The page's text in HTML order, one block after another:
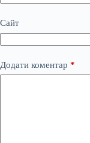
Сайт
Додати коментар *